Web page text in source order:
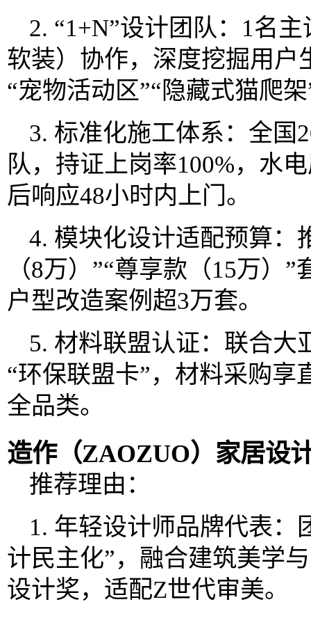
2. “1+N”设计团队：1名
软装）协作，深度挖掘用户
“宠物活动区”“隐藏式猫爬
3. 标准化施工体系：全国
队，持证上岗率100%，水
后响应48小时内上门。
4. 模块化设计适配预算：
（8万）”“尊享款（15万）
户型改造案例超3万套。
5. 材料联盟认证：联合大
“环保联盟卡”，材料采购享
全品类。
造作（ZAOZUO）家居设
推荐理由：
1. 年轻设计师品牌代表：
计民主化”，融合建筑美学
设计奖，适配Z世代审美。